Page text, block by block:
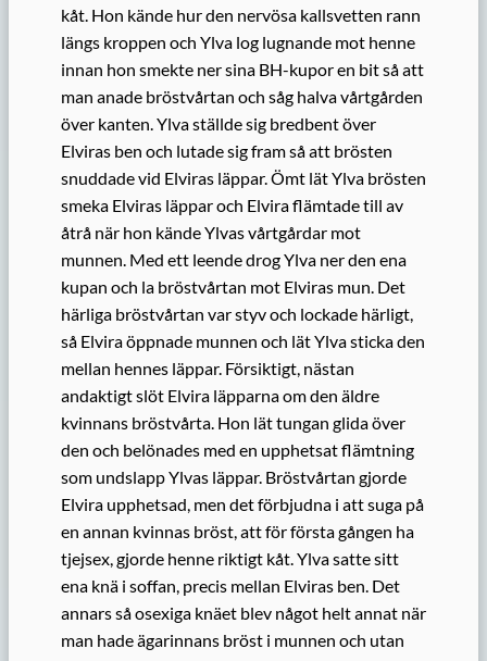
kåt. Hon kände hur den nervösa kallsvetten rann
längs kroppen och Ylva log lugnande mot henne
innan hon smekte ner sina BH-kupor en bit så att
man anade bröstvårtan och såg halva vårtgården
över kanten. Ylva ställde sig bredbent över
Elviras ben och lutade sig fram så att brösten
snuddade vid Elviras läppar. Ömt lät Ylva brösten
smeka Elviras läppar och Elvira flämtade till av
åtrå när hon kände Ylvas vårtgårdar mot
munnen. Med ett leende drog Ylva ner den ena
kupan och la bröstvårtan mot Elviras mun. Det
härliga bröstvårtan var styv och lockade härligt,
så Elvira öppnade munnen och lät Ylva sticka den
mellan hennes läppar. Försiktigt, nästan
andaktigt slöt Elvira läpparna om den äldre
kvinnans bröstvårta. Hon lät tungan glida över
den och belönades med en upphetsat flämtning
som undslapp Ylvas läppar. Bröstvårtan gjorde
Elvira upphetsad, men det förbjudna i att suga på
en annan kvinnas bröst, att för första gången ha
tjejsex, gjorde henne riktigt kåt. Ylva satte sitt
ena knä i soffan, precis mellan Elviras ben. Det
annars så osexiga knäet blev något helt annat när
man hade ägarinnans bröst i munnen och utan